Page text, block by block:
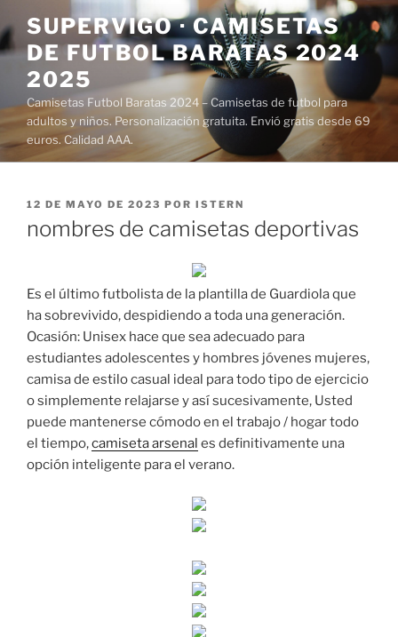
al
contenido
SUPERVIGO · CAMISETAS
DE FUTBOL BARATAS 2024
2025
Camisetas Futbol Baratas 2024 – Camisetas de futbol para
adultos y niños. Personalización gratuita. Envió gratis desde 69
euros. Calidad AAA.
PUBLICADO
12 DE MAYO DE 2023 POR ISTERN
nombres de camisetas deportivas
Es el último futbolista de la plantilla de Guardiola que
ha sobrevivido, despidiendo a toda una generación.
Ocasión: Unisex hace que sea adecuado para
estudiantes adolescentes y hombres jóvenes mujeres,
camisa de estilo casual ideal para todo tipo de ejercicio
o simplemente relajarse y así sucesivamente, Usted
puede mantenerse cómodo en el trabajo / hogar todo
el tiempo,camiseta arsenal es definitivamente una
opción inteligente para el verano.